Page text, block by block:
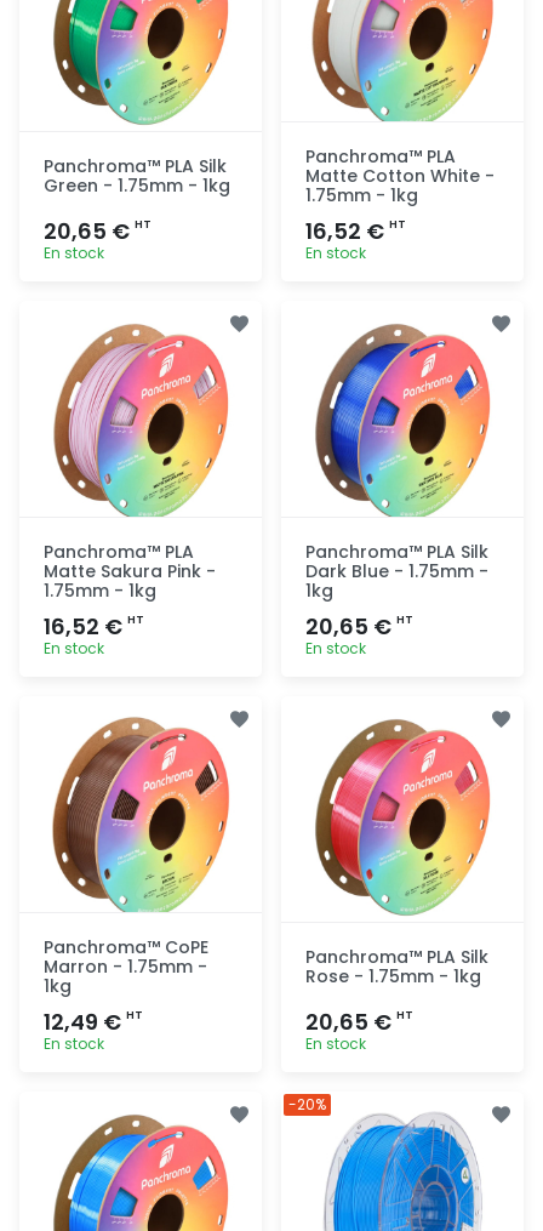
Panchroma™ PLA Silk
Green - 1.75mm - 1kg
20,65 € HT
En stock
rapide
Panchroma™ PLA
Matte Cotton White -
1.75mm - 1kg
16,52 € HT
En stock
rapide
Panchroma™ PLA
Matte Sakura Pink -
1.75mm - 1kg
16,52 € HT
En stock
rapide
Panchroma™ PLA Silk
Dark Blue - 1.75mm -
1kg
20,65 € HT
En stock
rapide
Panchroma™ CoPE
Marron - 1.75mm -
1kg
12,49 € HT
En stock
rapide
Panchroma™ PLA Silk
Rose - 1.75mm - 1kg
20,65 € HT
En stock
rapide
-20%